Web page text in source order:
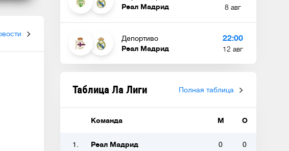
Реал Мадрид
8 авг
Депортиво
Реал Мадрид
22:00
12 авг
Таблица Ла Лиги Полная таблица
Команда М О
1. Реал Мадрид 0 0